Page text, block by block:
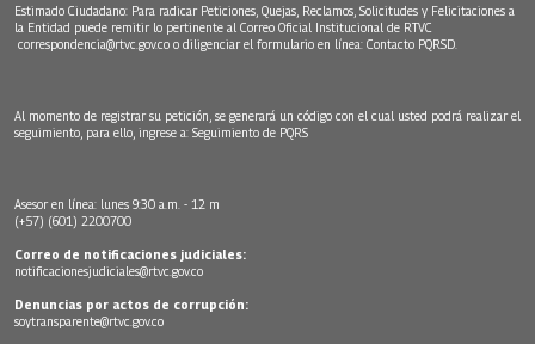
Estimado Ciudadano: Para radicar Peticiones, Quejas, Reclamos, Solicitudes y Felicitaciones a
la Entidad puede remitir lo pertinente al Correo Oficial Institucional de RTVC
correspondencia@rtvc.gov.co o diligenciar el formulario en línea: Contacto PQRSD.
Al momento de registrar su petición, se generará un código con el cual usted podrá realizar el
seguimiento, para ello, ingrese a: Seguimiento de PQRS
Asesor en línea: lunes 9:30 a.m. - 12 m
(+57) (601) 2200700
Correo de notificaciones judiciales:
notificacionesjudiciales@rtvc.gov.co
Denuncias por actos de corrupción:
soytransparente@rtvc.gov.co